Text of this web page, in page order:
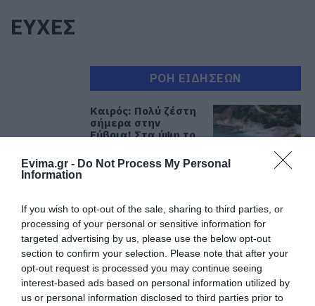
Evima.gr - Do Not Process My Personal
Information
If you wish to opt-out of the sale, sharing to third parties, or
processing of your personal or sensitive information for
targeted advertising by us, please use the below opt-out
section to confirm your selection. Please note that after your
opt-out request is processed you may continue seeing
interest-based ads based on personal information utilized by
us or personal information disclosed to third parties prior to
ΕΥΧΕΣ
ΡΟΗ ΕΙΔΗΣΕΩΝ
Καιρός: Πολύ ζέστη
σήμερα στην
Εύβοια! Στα ύψη το
08.08.2026 | 08:20
στην Εύβοια:
Υψηλός κίνδυνος
πυρκαγιάς! Τι
απαγορεύεται από
την Πολιτική
Προστασία
08.08.2026 | 08:00